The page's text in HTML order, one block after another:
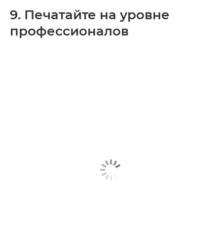
9. Печатайте на уровне
профессионалов